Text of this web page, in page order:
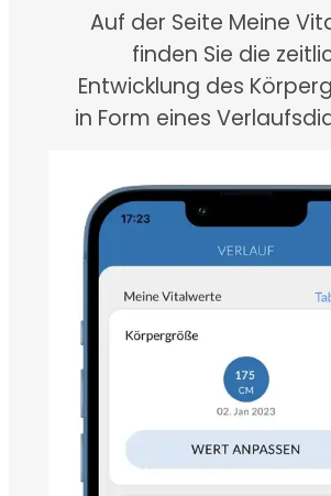
Auf der Seite Meine
finden Sie die
Entwicklung des
in Form eines